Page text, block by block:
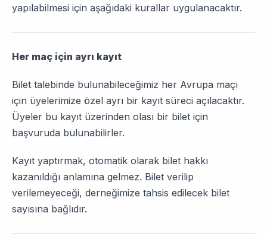
yapılabilmesi için aşağıdaki kurallar uygulanacaktır.
Her maç için ayrı kayıt
Bilet talebinde bulunabileceğimiz her Avrupa maçı
için üyelerimize özel ayrı bir kayıt süreci açılacaktır.
Üyeler bu kayıt üzerinden olası bir bilet için
başvuruda bulunabilirler.
Kayıt yaptırmak, otomatik olarak bilet hakkı
kazanıldığı anlamına gelmez. Bilet verilip
verilemeyeceği, derneğimize tahsis edilecek bilet
sayısına bağlıdır.